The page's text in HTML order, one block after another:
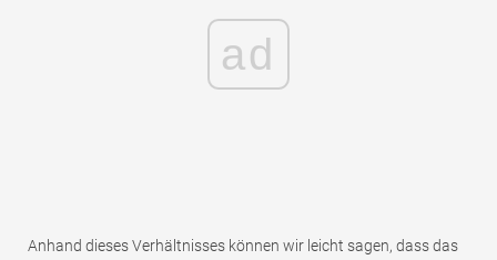
ad
Anhand dieses Verhältnisses können wir leicht sagen, dass das